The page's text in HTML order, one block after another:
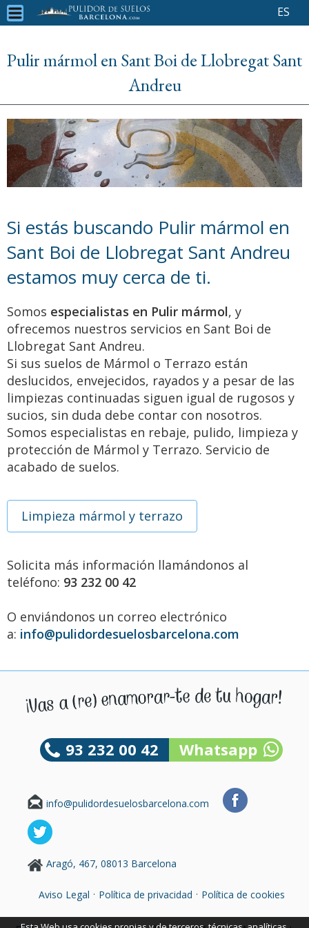
ES
Pulir mármol en Sant Boi de Llobregat Sant
Andreu
Si estás buscando Pulir mármol en
Sant Boi de Llobregat Sant Andreu
estamos muy cerca de ti.
Somos especialistas en Pulir mármol, y
ofrecemos nuestros servicios en Sant Boi de
Llobregat Sant Andreu.
Si sus suelos de Mármol o Terrazo están
deslucidos, envejecidos, rayados y a pesar de las
limpiezas continuadas siguen igual de rugosos y
sucios, sin duda debe contar con nosotros.
Somos especialistas en rebaje, pulido, limpieza y
protección de Mármol y Terrazo. Servicio de
acabado de suelos.
Limpieza mármol y terrazo
Solicita más información llamándonos al
teléfono: 93 232 00 42
O enviándonos un correo electrónico
a: info@pulidordesuelosbarcelona.com
93 232 00 42 Whatsapp
info@pulidordesuelosbarcelona.com
Aragó, 467, 08013 Barcelona
Aviso Legal · Política de privacidad · Política de cookies